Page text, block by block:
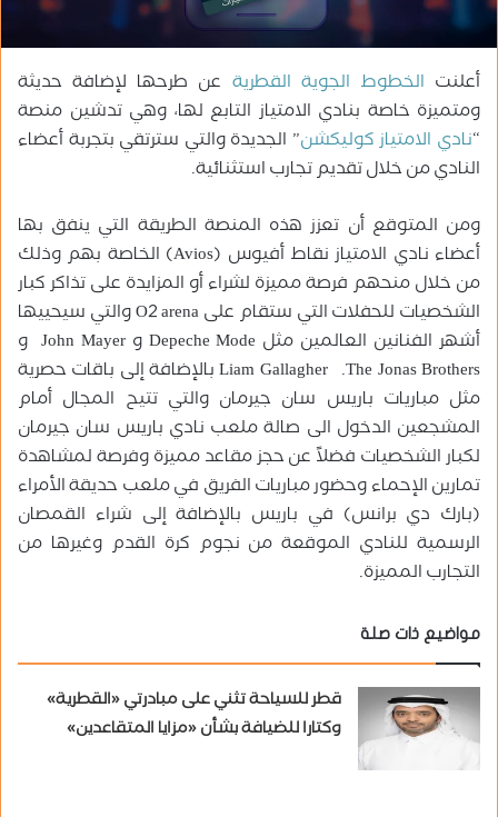
و
ن
ي
ا
أعلنت الخطوط الجوية القطرية عن طرحها لإضافة حديثة
ومتميزة خاصة بنادي الامتياز التابع لها، وهي تدشين منصة
“نادي الامتياز كوليكشن” الجديدة والتي سترتقي بتجربة أعضاء
النادي من خلال تقديم تجارب استثنائية.
ومن المتوقع أن تعزز هذه المنصة الطريقة التي ينفق بها
أعضاء نادي الامتياز نقاط أفيوس (Avios) الخاصة بهم وذلك
من خلال منحهم فرصة مميزة لشراء أو المزايدة على تذاكر كبار
الشخصيات للحفلات التي ستقام على O2 arena والتي سيحييها
أشهر الفنانين العالمين مثل Depeche Mode و John Mayer و
Liam Gallagher .The Jonas Brothers بالإضافة إلى باقات حصرية
مثل مباريات باريس سان جيرمان والتي تتيح المجال أمام
المشجعين الدخول الى صالة ملعب نادي باريس سان جيرمان
لكبار الشخصيات فضلاً عن حجز مقاعد مميزة وفرصة لمشاهدة
تمارين الإحماء وحضور مباريات الفريق في ملعب حديقة الأمراء
(بارك دي برانس) في باريس بالإضافة إلى شراء القمصان
الرسمية للنادي الموقعة من نجوم كرة القدم وغيرها من
التجارب المميزة.
مواضيع ذات صلة
قطر للسياحة تثني على مبادرتي «القطرية»
وكتارا للضيافة بشأن «مزايا المتقاعدين»